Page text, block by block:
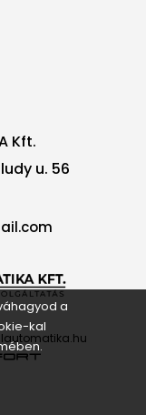
Kft.
u. 56
a
kal